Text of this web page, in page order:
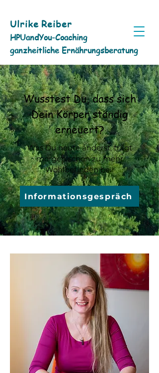
Ulrike Reiber
HPUandYou-Coaching
ganzheitliche Ernährungsberatung
Wusstest Du, dass sich
Dein Körper ständig
erneuert?
Was Du heute änderst, trägt
morgen schon zu mehr
Wohlbefinden bei!
Informationsgespräch